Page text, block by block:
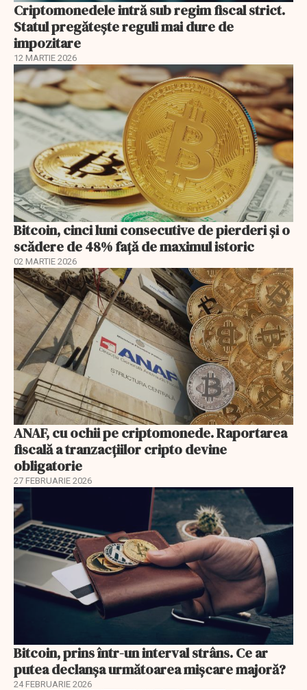
Criptomonedele intră sub regim fiscal strict.
Statul pregătește reguli mai dure de
impozitare
12 MARTIE 2026
Bitcoin, cinci luni consecutive de pierderi şi o
scădere de 48% faţă de maximul istoric
02 MARTIE 2026
ANAF, cu ochii pe criptomonede. Raportarea
fiscală a tranzacțiilor cripto devine
obligatorie
27 FEBRUARIE 2026
Bitcoin, prins într-un interval strâns. Ce ar
putea declanșa următoarea mișcare majoră?
24 FEBRUARIE 2026